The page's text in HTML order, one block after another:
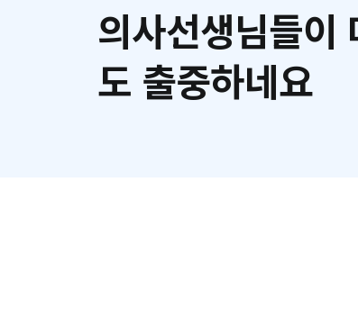
의사선생님들이
도 출중하네요